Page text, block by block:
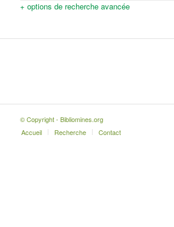
+ options de recherche avancée
© Copyright - Bibliomines.org
Accueil
Recherche Contact